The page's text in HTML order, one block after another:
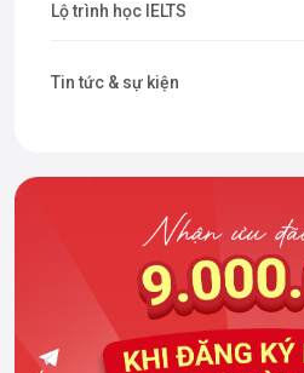
Lộ trình học IELTS
Tin tức & sự kiện